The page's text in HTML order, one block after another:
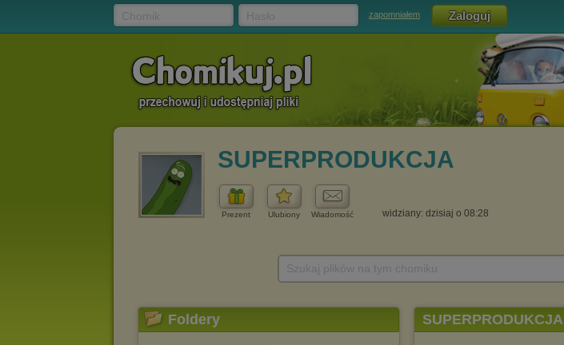
zapomniałem
SUPERPRODUKCJA
Prezent Ulubiony Wiadomość widziany: dzisiaj o 08:28
Foldery SUPERPRODUKCJA